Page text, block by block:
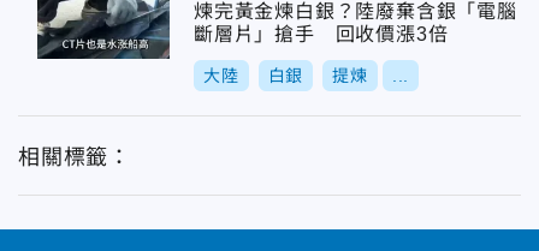
煉完黃金煉白銀？陸廢棄含銀「電腦
斷層片」搶手 回收價漲3倍
大陸 白銀 提煉
相關標籤：